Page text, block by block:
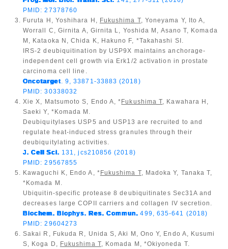
PMID: 27378760
Furuta H, Yoshihara H, Fukushima T, Yoneyama Y, Ito A,
Worrall C, Girnita A, Girnita L, Yoshida M, Asano T, Komada
M, Kataoka N, Chida K, Hakuno F, *Takahashi SI.
IRS-2 deubiquitination by USP9X maintains anchorage-
independent cell growth via Erk1/2 activation in prostate
carcinoma cell line.
Oncotarget. 9, 33871-33883 (2018)
PMID: 30338032
Xie X, Matsumoto S, Endo A, * Fukushima T, Kawahara H,
Saeki Y, *Komada M.
Deubiquitylases USP5 and USP13 are recruited to and
regulate heat-induced stress granules through their
deubiquitylating activities.
J. Cell Sci. 131, jcs210856 (2018)
PMID: 29567855
Kawaguchi K, Endo A, * Fukushima T, Madoka Y, Tanaka T,
*Komada M.
Ubiquitin-specific protease 8 deubiquitinates Sec31A and
decreases large COPII carriers and collagen IV secretion.
Biochem. Biophys. Res. Commun. 499, 635-641 (2018)
PMID: 29604273
Sakai R, Fukuda R, Unida S, Aki M, Ono Y, Endo A, Kusumi
S, Koga D, Fukushima T, Komada M, *Okiyoneda T.